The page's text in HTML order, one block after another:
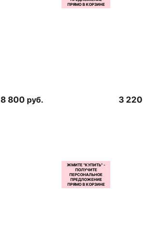
8 800 руб. 3 220